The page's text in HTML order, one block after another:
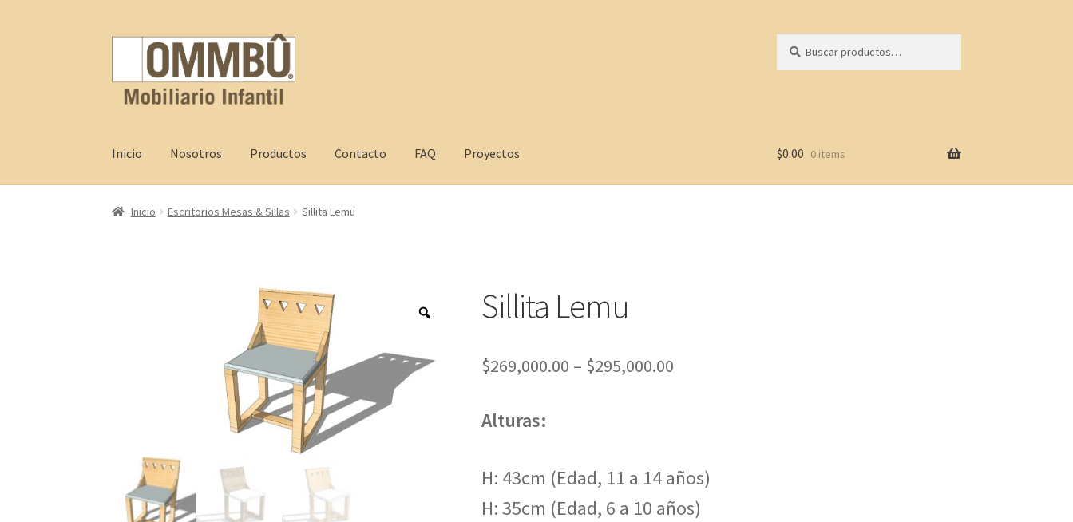
Skip
navigation
Skip
content
por:
Inicio Nosotros Productos Contacto FAQ Proyectos
Inicio Contacto FAQ NosotrosProductos
$0.00 0 items
Inicio Escritorios Mesas & Sillas Sillita Lemu
Sillita Lemu
$269,000.00 – $295,000.00
Alturas:
H: 43cm (Edad, 11 a 14 años)
H: 35cm (Edad, 6 a 10 años)